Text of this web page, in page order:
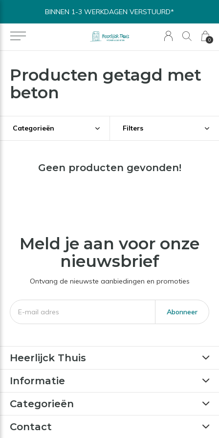
0
BINNEN 1-3 WERKDAGEN VERSTUURD*
Producten getagd met
beton
Categorieën Filters
Geen producten gevonden!
Meld je aan voor onze
nieuwsbrief
Ontvang de nieuwste aanbiedingen en promoties
Abonneer
Heerlijck Thuis
Informatie
Categorieën
Contact